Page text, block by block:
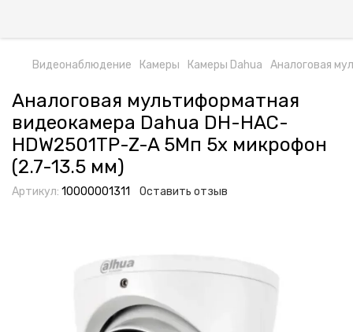
Видеонаблюдение Камеры Камеры Dahua Аналоговая
Аналоговая мультиформатная
видеокамера Dahua DH-HAC-
HDW2501TP-Z-A 5Мп 5x микрофон
(2.7-13.5 мм)
Артикул: 10000001311 Оставить отзыв